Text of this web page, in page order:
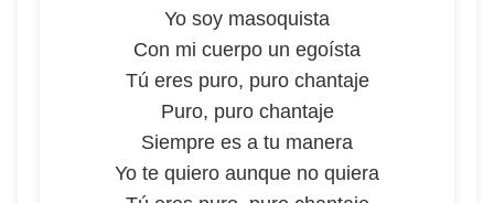
Yo soy masoquista
Con mi cuerpo un egoísta
Tú eres puro, puro chantaje
Puro, puro chantaje
Siempre es a tu manera
Yo te quiero aunque no quiera